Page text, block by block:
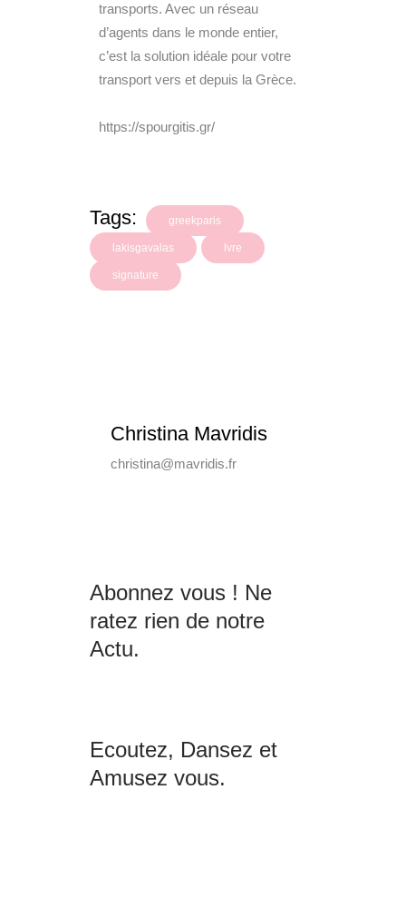
transports. Avec un réseau
d’agents dans le monde entier,
c’est la solution idéale pour votre
transport vers et depuis la Grèce.
https://spourgitis.gr/
Tags: greekparis
lakisgavalas lvre
signature
Christina Mavridis
christina@mavridis.fr
Abonnez vous ! Ne
ratez rien de notre
Actu.
Ecoutez, Dansez et
Amusez vous.